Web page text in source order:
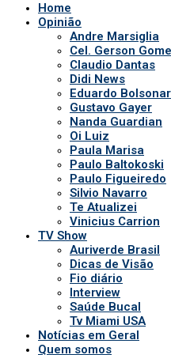
Home
Opinião
Andre Marsiglia
Cel. Gerson
Claudio Dantas
Didi News
Eduardo
Gustavo Gayer
Nanda Guardian
Oi Luiz
Paula Marisa
Paulo Baltokoski
Paulo Figueiredo
Silvio Navarro
Te Atualizei
Vinicius Carrion
TV Show
Auriverde Brasil
Dicas de Visão
Fio diário
Interview
Saúde Bucal
Tv Miami USA
Notícias em Geral
Quem somos